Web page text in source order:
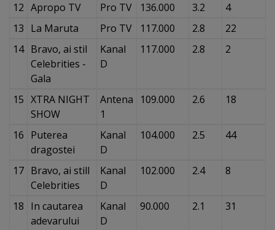
12 Apropo TV Pro TV 136.000 3.2
4
13 La Maruta Pro TV 117.000 2.8
22
14 Bravo, ai stil
Celebrities -
Gala
Kanal
D
117.000 2.8 2
15 XTRA NIGHT
SHOW
Antena
1
109.000 2.6 18
16 Puterea
dragostei
Kanal
D
104.000 2.5 44
17 Bravo, ai still
Celebrities
Kanal
D
102.000 2.4 8
18 In cautarea
adevarului
Kanal
D
90.000 2.1 31